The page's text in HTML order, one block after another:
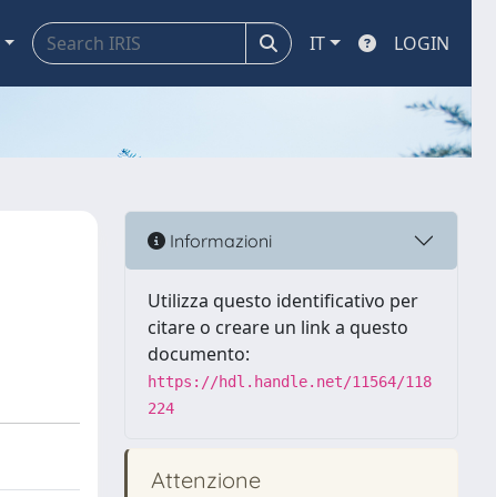
IT LOGIN
Informazioni
Utilizza questo identificativo per
citare o creare un link a questo
documento:
https://hdl.handle.net/11564/118
224
Attenzione